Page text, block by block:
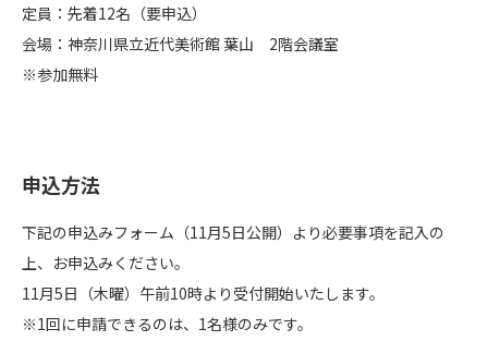
定員：先着12名（要申込）
会場：神奈川県立近代美術館 葉山 2階会議室
※参加無料
申込方法
下記の申込みフォーム（11月5日公開）より必要事項を記入の
上、お申込みください。
11月5日（木曜）午前10時より受付開始いたします。
※1回に申請できるのは、1名様のみです。